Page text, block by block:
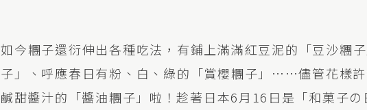
如今糰子還衍伸出各種吃法，有鋪上滿滿紅豆泥的「豆沙糰
子」、呼應春日有粉、白、綠的「賞櫻糰子」……儘管花樣
鹹甜醬汁的「醬油糰子」啦！趁著日本6月16日是「和菓子